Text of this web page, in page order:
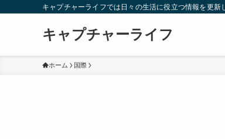
キャプチャーライフでは日々の生活に役立つ情報を更
キャプチャーライフ
ホーム 国際